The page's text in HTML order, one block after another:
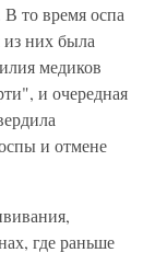
то время оспа
из них была
медиков
и очередная
и отмене
где раньше